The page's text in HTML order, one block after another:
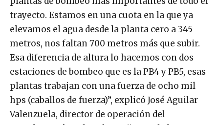
trayecto. Estamos en una cuota en la que ya
elevamos el agua desde la planta cero a 345
metros, nos faltan 700 metros más que subir.
Esa diferencia de altura lo hacemos con dos
estaciones de bombeo que es la PB4 y PB5, esas
plantas trabajan con una fuerza de ocho mil
hps (caballos de fuerza)”, explicó José Aguilar
Valenzuela, director de operación del